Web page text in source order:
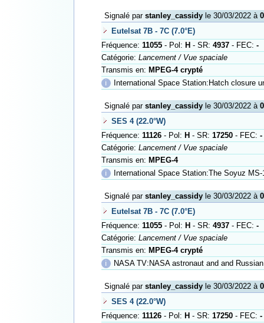
Signalé par stanley_cassidyle 30/03/2022 à
Eutelsat 7B - 7C (7.0°E)
Fréquence: 11055- Pol: H - SR: 4937- FEC: -
Catégorie: Lancement / Vue spaciale
Transmis en: MPEG-4 crypté
ℹ
International Space Station:Hatch closure
Signalé par stanley_cassidyle 30/03/2022 à
SES 4 (22.0°W)
Fréquence: 11126- Pol: H - SR: 17250- FEC: -
Catégorie: Lancement / Vue spaciale
Transmis en: MPEG-4
ℹ
International Space Station:The Soyuz
Signalé par stanley_cassidyle 30/03/2022 à
Eutelsat 7B - 7C (7.0°E)
Fréquence: 11055- Pol: H - SR: 4937- FEC: -
Catégorie: Lancement / Vue spaciale
Transmis en: MPEG-4 crypté
ℹ
NASA TV:NASA astronaut and and Russian
Signalé par stanley_cassidyle 30/03/2022 à
SES 4 (22.0°W)
Fréquence: 11126- Pol: H - SR: 17250- FEC: -